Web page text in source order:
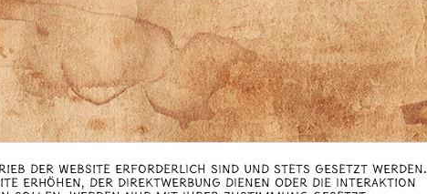
der Website erforderlich sind und stets gesetzt werden.
erhöhen, der Direktwerbung dienen oder die Interaktion